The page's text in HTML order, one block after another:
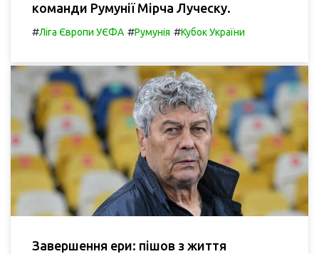
команди Румунії Мірча Луческу.
#Ліга Європи УЄФА #Румунія #Кубок України
Завершення ери: пішов з життя